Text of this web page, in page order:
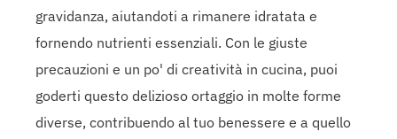
gravidanza, aiutandoti a rimanere idratata e
fornendo nutrienti essenziali. Con le giuste
precauzioni e un po' di creatività in cucina, puoi
goderti questo delizioso ortaggio in molte forme
diverse, contribuendo al tuo benessere e a quello